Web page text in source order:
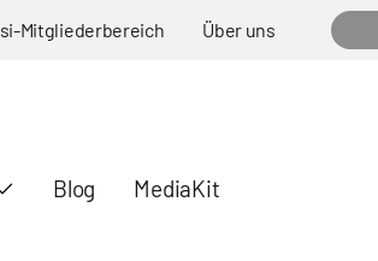
si-Mitgliederbereich Über uns
Blog MediaKit